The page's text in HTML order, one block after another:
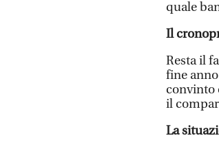
quale
Il
Resta il
fine
convinto
il
La